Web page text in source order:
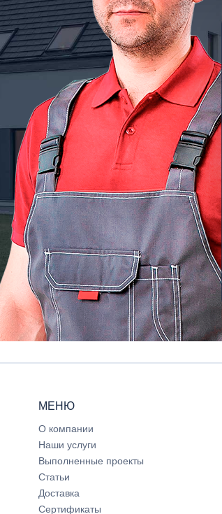
МЕНЮ
О компании
Наши услуги
Выполненные проекты
Статьи
Доставка
Сертификаты